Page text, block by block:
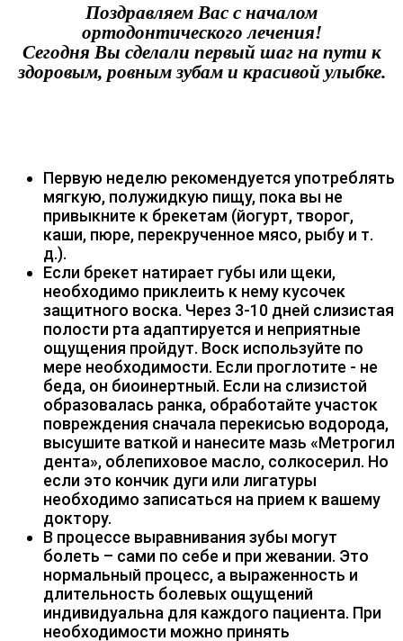
Поздравляем Вас с началом
ортодонтического лечения!
Сегодня Вы сделали первый шаг на пути к
здоровым, ровным зубам и красивой улыбке.
Первую неделю рекомендуется употреблять
мягкую, полужидкую пищу, пока вы не
привыкните к брекетам (йогурт, творог,
каши, пюре, перекрученное мясо, рыбу и т.
д.).
Если брекет натирает губы или щеки,
необходимо приклеить к нему кусочек
защитного воска. Через 3-10 дней слизистая
полости рта адаптируется и неприятные
ощущения пройдут. Воск используйте по
мере необходимости. Если проглотите - не
беда, он биоинертный. Если на слизистой
образовалась ранка, обработайте участок
повреждения сначала перекисью водорода,
высушите ваткой и нанесите мазь «Метрогил
дента», облепиховое масло, солкосерил. Но
если это кончик дуги или лигатуры
необходимо записаться на прием к вашему
доктору.
В процессе выравнивания зубы могут
болеть – сами по себе и при жевании. Это
нормальный процесс, а выраженность и
длительность болевых ощущений
индивидуальна для каждого пациента. При
необходимости можно принять